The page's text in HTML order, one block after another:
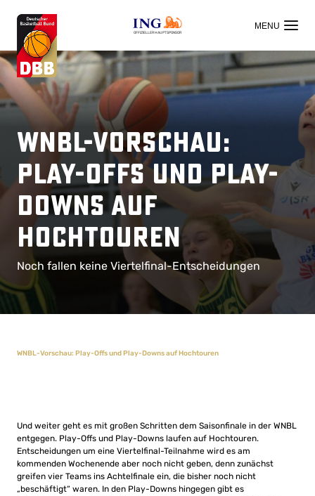
OFFIZIELLER HAUPTSPONSOR
WNBL-Vorschau:
Play-Offs und Play-
Downs auf
Hochtouren
Noch fallen keine Viertelfinal-Entscheidungen
WNBL-Vorschau: Play-Offs und Play-Downs auf Hochtouren
Und weiter geht es mit großen Schritten dem Saisonfinale in der WNBL
entgegen. Play-Offs und Play-Downs laufen auf Hochtouren.
Entscheidungen um eine Viertelfinal-Teilnahme wird es am
kommenden Wochenende aber noch nicht geben, denn zunächst
greifen vier Teams ins Achtelfinale ein, die bisher noch nicht
„beschäftigt“ waren. In den Play-Downs hingegen gibt es